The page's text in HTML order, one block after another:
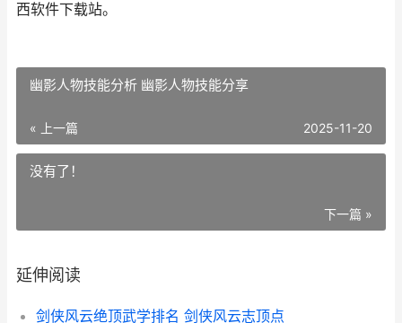
西软件下载站。
幽影人物技能分析 幽影人物技能分享
« 上一篇 2025-11-20
没有了！
下一篇 »
延伸阅读
剑侠风云绝顶武学排名 剑侠风云志顶点